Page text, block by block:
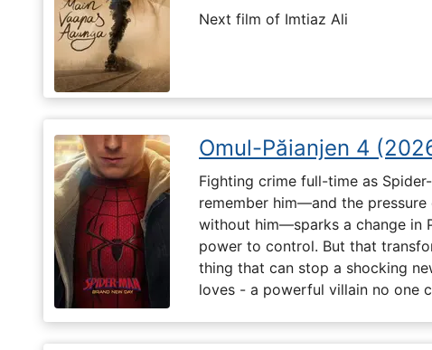
Next film of Imtiaz Ali
Omul-Păianjen 4
Fighting crime full-time as
remember him—and the
without him—sparks a change in
power to control. But that
thing that can stop a shocking
loves - a powerful villain no one